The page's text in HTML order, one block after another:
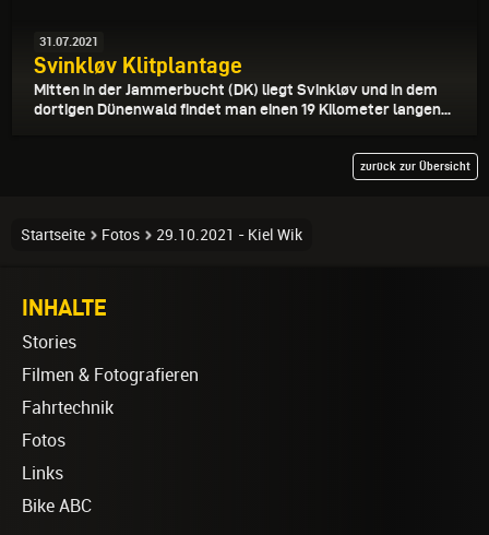
31.07.2021
Svinkløv Klitplantage
Mitten in der Jammerbucht (DK) liegt Svinkløv und in dem
dortigen Dünenwald findet man einen 19 Kilometer langen...
zurück zur Übersicht
Startseite Fotos 29.10.2021 - Kiel Wik
INHALTE
Stories
Filmen & Fotografieren
Fahrtechnik
Fotos
Links
Bike ABC